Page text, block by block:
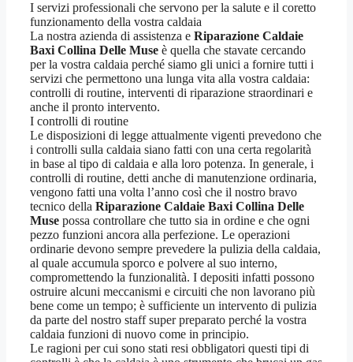
I servizi professionali che servono per la salute e il coretto
funzionamento della vostra caldaia
La nostra azienda di assistenza e Riparazione Caldaie
Baxi Collina Delle Muse è quella che stavate cercando
per la vostra caldaia perché siamo gli unici a fornire tutti i
servizi che permettono una lunga vita alla vostra caldaia:
controlli di routine, interventi di riparazione straordinari e
anche il pronto intervento.
I controlli di routine
Le disposizioni di legge attualmente vigenti prevedono che
i controlli sulla caldaia siano fatti con una certa regolarità
in base al tipo di caldaia e alla loro potenza. In generale, i
controlli di routine, detti anche di manutenzione ordinaria,
vengono fatti una volta l’anno così che il nostro bravo
tecnico della Riparazione Caldaie Baxi Collina Delle
Muse possa controllare che tutto sia in ordine e che ogni
pezzo funzioni ancora alla perfezione. Le operazioni
ordinarie devono sempre prevedere la pulizia della caldaia,
al quale accumula sporco e polvere al suo interno,
compromettendo la funzionalità. I depositi infatti possono
ostruire alcuni meccanismi e circuiti che non lavorano più
bene come un tempo; è sufficiente un intervento di pulizia
da parte del nostro staff super preparato perché la vostra
caldaia funzioni di nuovo come in principio.
Le ragioni per cui sono stati resi obbligatori questi tipi di